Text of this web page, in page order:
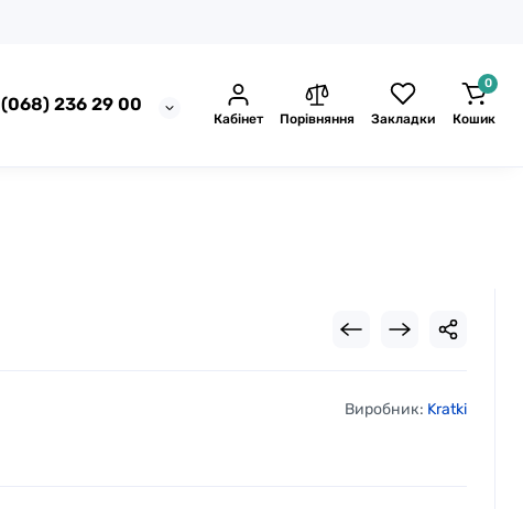
(068) 236 29 00
Кабінет Порівняння Закладки
0
Кошик
Виробник: Kratki